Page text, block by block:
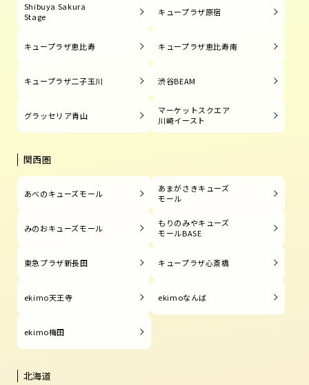
Shibuya Sakura
Stage
キュープラザ原宿
キュープラザ恵比寿 キュープラザ恵比寿南
キュープラザ二子玉川 渋谷BEAM
グラッセリア青山
マーケットスクエア
川崎イースト
関西圏
あべのキューズモール
あまがさきキューズ
モール
みのおキューズモール
もりのみやキューズ
モールBASE
東急プラザ新長田 キュープラザ心斎橋
ekimo天王寺 ekimoなんば
ekimo梅田
北海道